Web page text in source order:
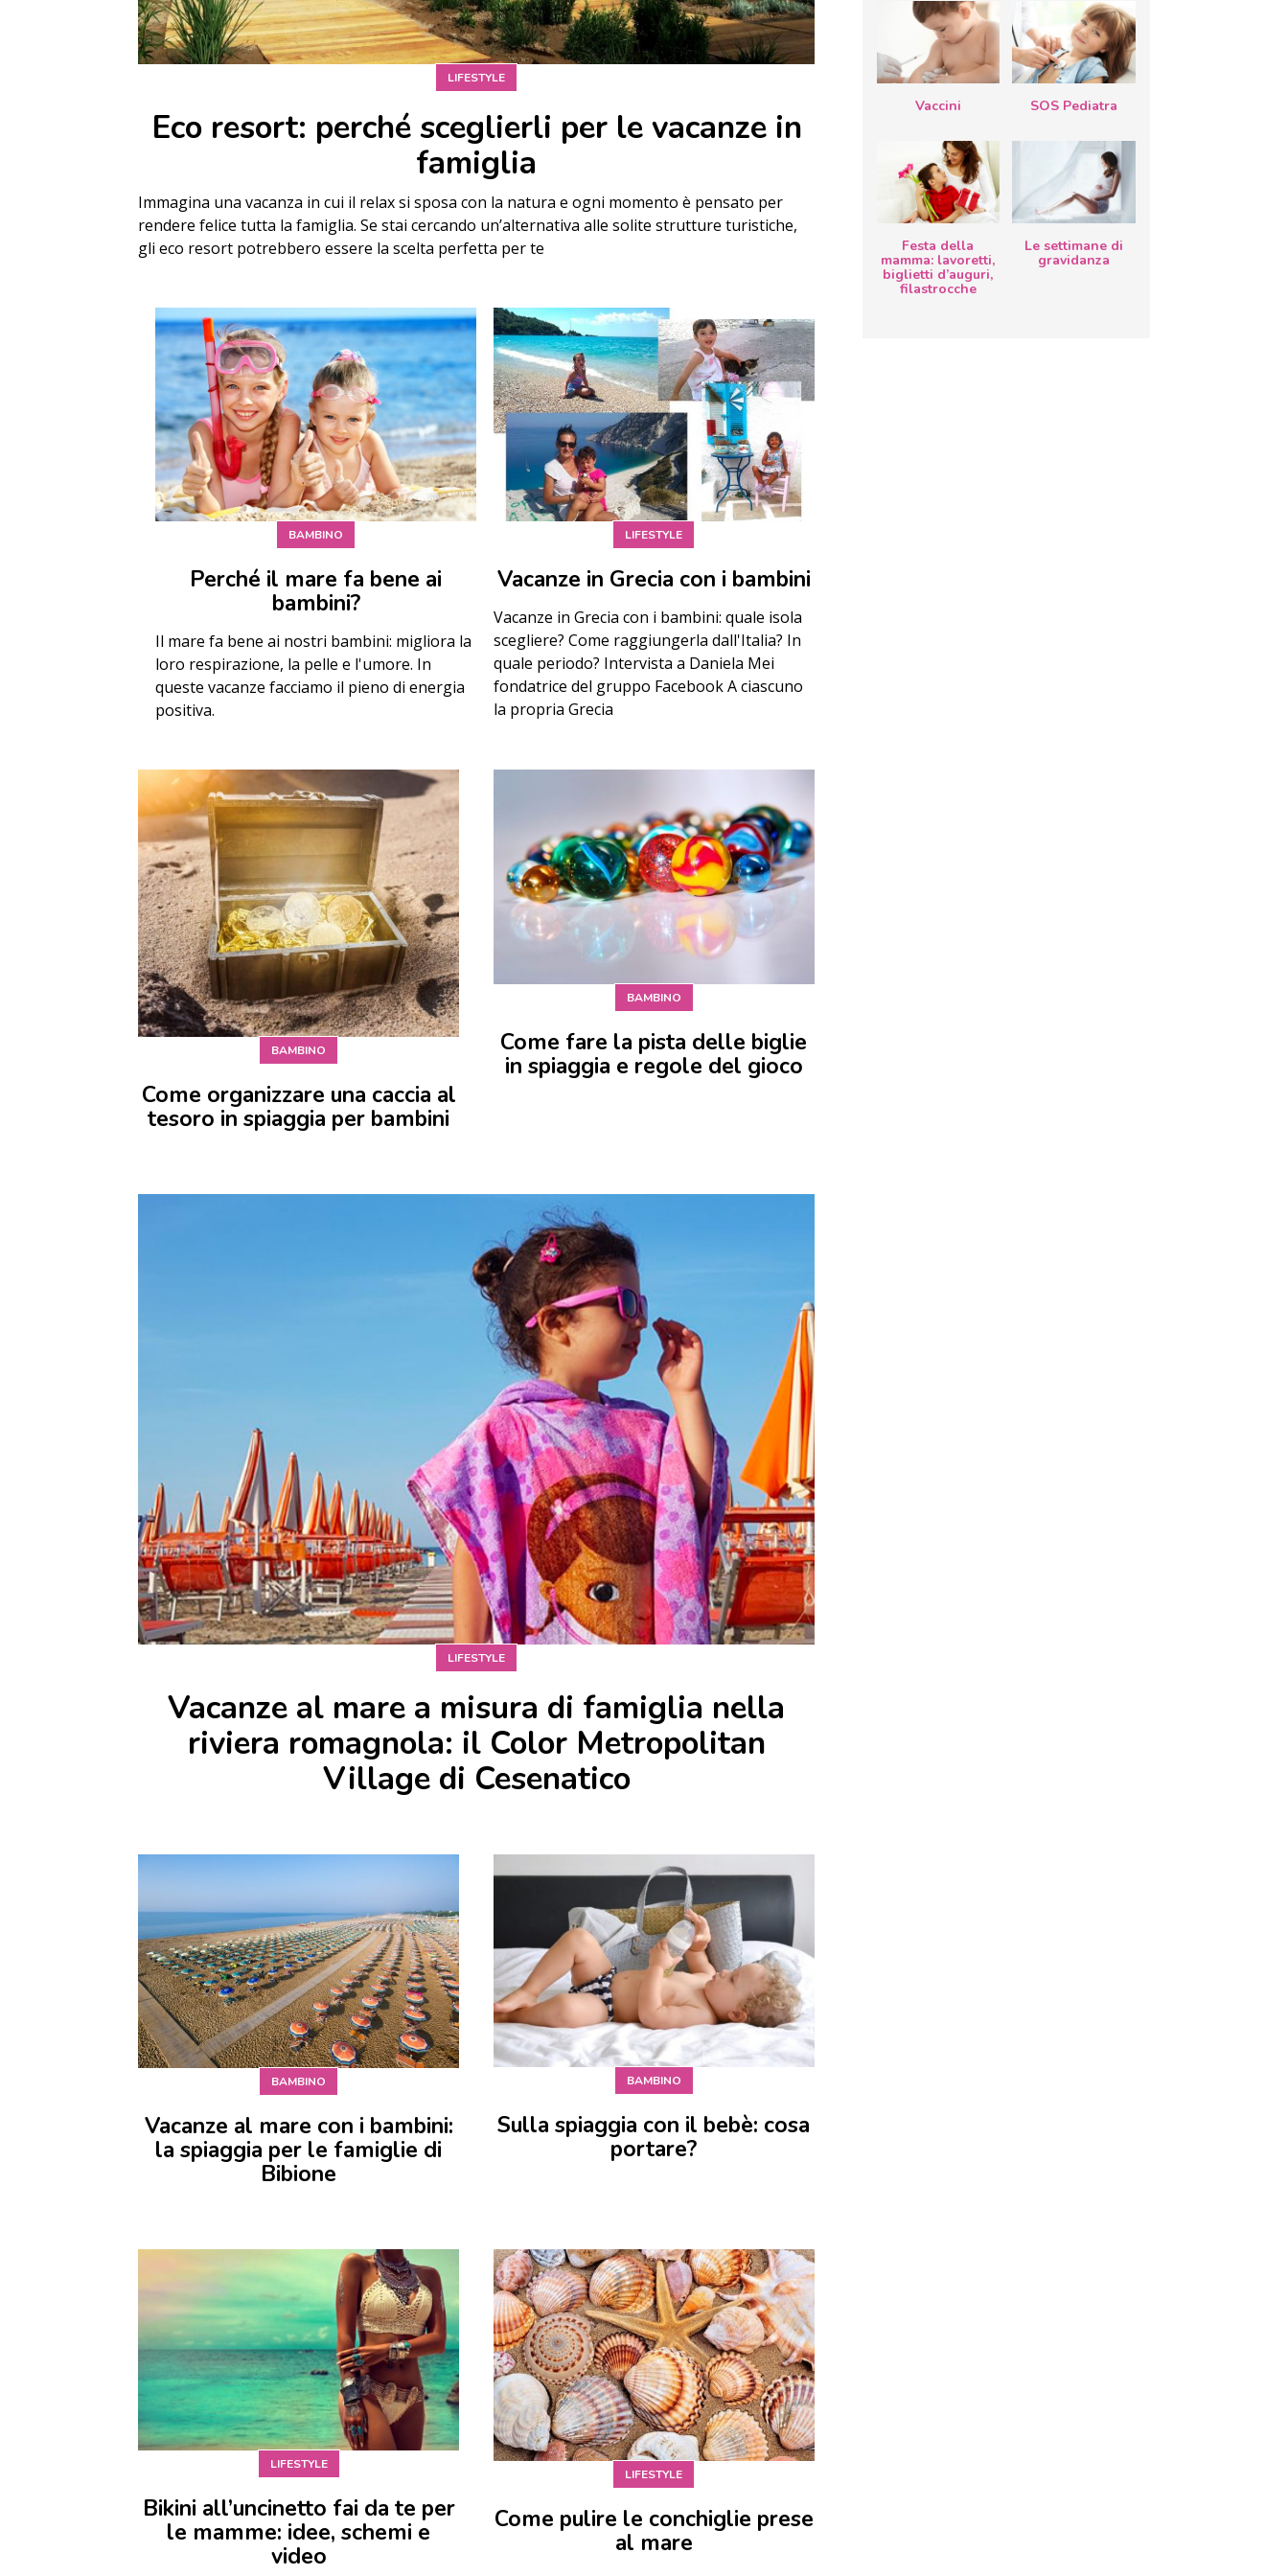
LIFESTYLE
Eco resort: perché sceglierli per le vacanze in
famiglia
Immagina una vacanza in cui il relax si sposa con la natura e ogni momento è pensato per
rendere felice tutta la famiglia. Se stai cercando un’alternativa alle solite strutture turistiche,
gli eco resort potrebbero essere la scelta perfetta per te
BAMBINO
Perché il mare fa bene ai
bambini?
Il mare fa bene ai nostri bambini: migliora la
loro respirazione, la pelle e l'umore. In
queste vacanze facciamo il pieno di energia
positiva.
LIFESTYLE
Vacanze in Grecia con i bambini
Vacanze in Grecia con i bambini: quale isola
scegliere? Come raggiungerla dall'Italia? In
quale periodo? Intervista a Daniela Mei
fondatrice del gruppo Facebook A ciascuno
la propria Grecia
BAMBINO
Come organizzare una caccia al
tesoro in spiaggia per bambini
BAMBINO
Come fare la pista delle biglie
in spiaggia e regole del gioco
LIFESTYLE
Vacanze al mare a misura di famiglia nella
riviera romagnola: il Color Metropolitan
Village di Cesenatico
BAMBINO
Vacanze al mare con i bambini:
la spiaggia per le famiglie di
Bibione
BAMBINO
Sulla spiaggia con il bebè: cosa
portare?
LIFESTYLE
Bikini all’uncinetto fai da te per
le mamme: idee, schemi e
video
LIFESTYLE
Come pulire le conchiglie prese
al mare
Vaccini SOS Pediatra
Festa della
mamma: lavoretti,
biglietti d’auguri,
filastrocche
Le settimane di
gravidanza